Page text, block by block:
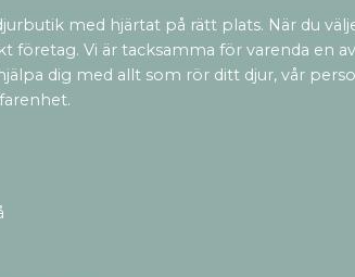
med hjärtat på rätt plats. När du
företag. Vi är tacksamma för varenda en
dig med allt som rör ditt djur, vår